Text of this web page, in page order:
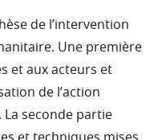
de l’intervention
Une première
et aux acteurs et
de l’action
seconde partie